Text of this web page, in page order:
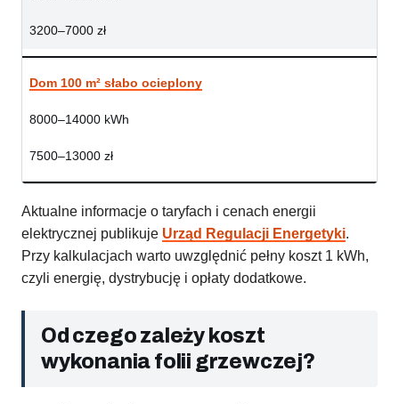
3200–7000 zł
Dom 100 m² słabo ocieplony
8000–14000 kWh
7500–13000 zł
Aktualne informacje o taryfach i cenach energii
elektrycznej publikuje Urząd Regulacji Energetyki.
Przy kalkulacjach warto uwzględnić pełny koszt 1 kWh,
czyli energię, dystrybucję i opłaty dodatkowe.
Od czego zależy koszt
wykonania folii grzewczej?